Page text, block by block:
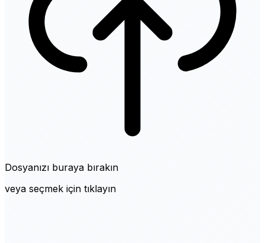
Dosyanızı buraya bırakın
veya seçmek için tıklayın